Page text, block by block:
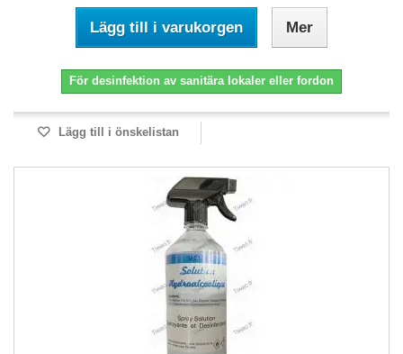
Lägg till i varukorgen Mer
För desinfektion av sanitära lokaler eller fordon
Lägg till i önskelistan